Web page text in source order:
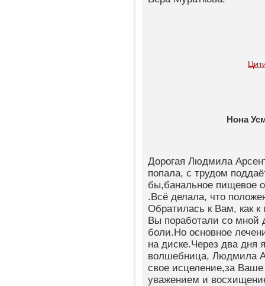
Нона
Дорогая Людмила
попала, с трудом
бы,банальное пищевое
.Всё делала, что
Обратилась к Вам, как к
Вы поработали со мной
боли.Но основное
на диске.Через два дня
волшебница, Людмила
свое исцеление,за
уважением и